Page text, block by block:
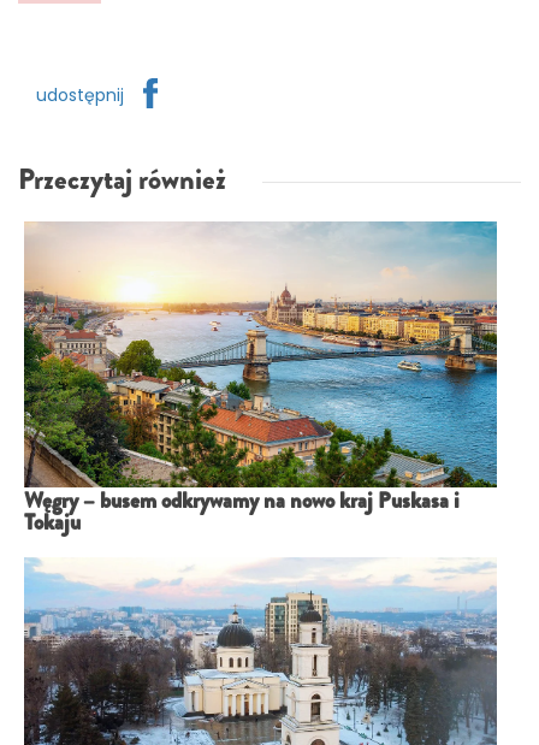
udostępnij
Przeczytaj również
Węgry – busem odkrywamy na nowo kraj Puskasa i
Tokaju